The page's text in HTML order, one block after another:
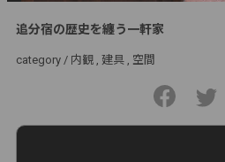
追分宿の歴史を纏う一軒家
category / 内観 建具 空間